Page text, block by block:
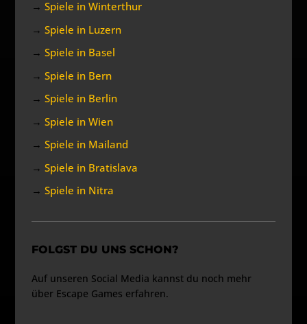
→Spiele in Winterthur
→Spiele in Luzern
→Spiele in Basel
→Spiele in Bern
→Spiele in Berlin
→Spiele in Wien
→Spiele in Mailand
→Spiele in Bratislava
→Spiele in Nitra
FOLGST DU UNS SCHON?
Auf unseren Social Media kannst du noch mehr
über Escape Games erfahren.